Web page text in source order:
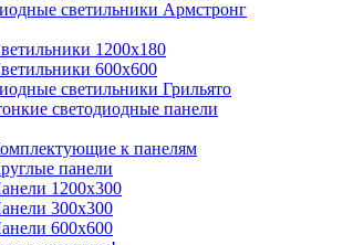
светильники Армстронг
1200х180
600х600
светильники Грильято
светодиодные панели
к панелям
панели
1200х300
300х300
600х600